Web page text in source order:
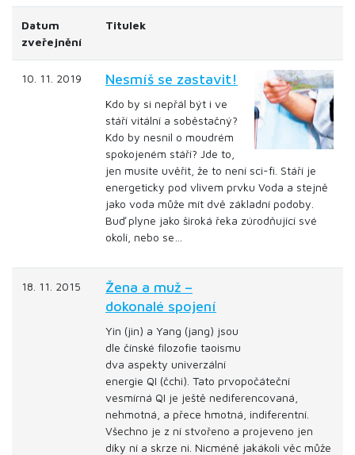
Datum
zveřejnění
Titulek
10. 11. 2019 Nesmíš se zastavit!
Kdo by si nepřál být i ve
stáří vitální a soběstačný?
Kdo by nesnil o moudrém
spokojeném stáří? Jde to,
jen musíte uvěřit, že to není sci-fi. Stáří je
energeticky pod vlivem prvku Voda a stejně
jako voda může mít dvě základní podoby.
Buď plyne jako široká řeka zúrodňující své
okolí, nebo se…
18. 11. 2015
Žena a muž –
dokonalé spojení
Yin (jin) a Yang (jang) jsou
dle čínské filozofie taoismu
dva aspekty univerzální
energie QI (čchi). Tato prvopočáteční
vesmírná QI je ještě nediferencovaná,
nehmotná, a přece hmotná, indiferentní.
Všechno je z ní stvořeno a projeveno jen
díky ní a skrze ni. Nicméně jakákoli věc může